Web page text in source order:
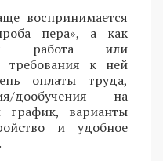
воспринимается
пера», а как
работа или
требования к ней
оплаты труда,
дообучения на
график, варианты
и удобное